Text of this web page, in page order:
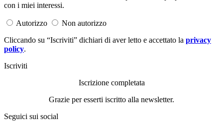
con i miei interessi.
Autorizzo
Non autorizzo
Cliccando su “Iscriviti” dichiari di aver letto e accettato la privacy
policy.
Iscriviti
Iscrizione completata
Grazie per esserti iscritto alla newsletter.
Seguici sui social